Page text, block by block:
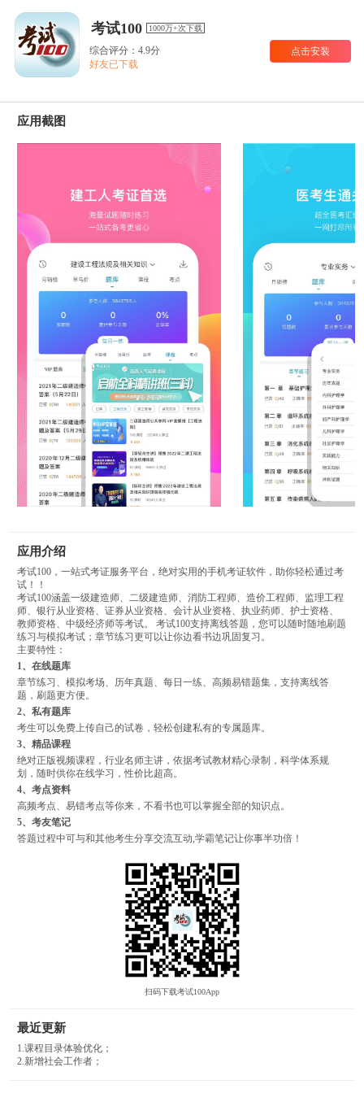
考试100 1000万+次下载
综合评分：4.9分
好友已下载
点击安装
应用截图
应用介绍
考试100，一站式考证服务平台，绝对实用的手机考证软件，助你轻松通过考
试！！
考试100涵盖一级建造师、二级建造师、消防工程师、造价工程师、监理工程
师、银行从业资格、证券从业资格、会计从业资格、执业药师、护士资格、
教师资格、中级经济师等考试。 考试100支持离线答题，您可以随时随地刷题
练习与模拟考试；章节练习更可以让你边看书边巩固复习。
主要特性：
1、在线题库
章节练习、模拟考场、历年真题、每日一练、高频易错题集，支持离线答
题，刷题更方便。
2、私有题库
考生可以免费上传自己的试卷，轻松创建私有的专属题库。
3、精品课程
绝对正版视频课程，行业名师主讲，依据考试教材精心录制，科学体系规
划，随时供你在线学习，性价比超高。
4、考点资料
高频考点、易错考点等你来，不看书也可以掌握全部的知识点。
5、考友笔记
答题过程中可与和其他考生分享交流互动,学霸笔记让你事半功倍！
扫码下载考试100App
最近更新
1.课程目录体验优化；
2.新增社会工作者；